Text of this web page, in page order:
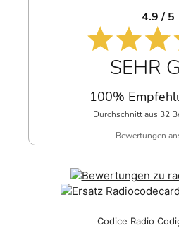
4.9 / 5
SEHR
100%
Durchschnitt aus 32
Bewertungen
Codice Radio